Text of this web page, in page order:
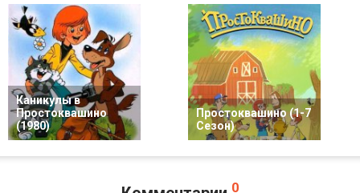
Каникулы в
Простоквашино
(1980)
Простоквашино (1-7
Сезон)
0